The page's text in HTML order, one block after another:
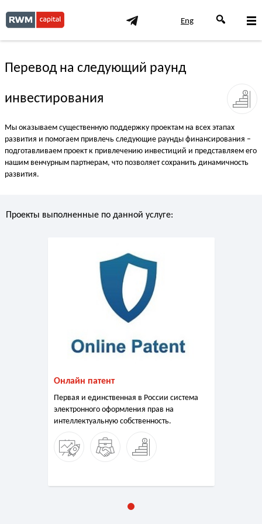
Eng
Перевод на следующий раунд
инвестирования
Мы оказываем существенную поддержку проектам на всех этапах
развития и помогаем привлечь следующие раунды финансирования –
подготавливаем проект к привлечению инвестиций и представляем его
нашим венчурным партнерам, что позволяет сохранить динамичность
развития.
Проекты выполненные по данной услуге:
Онлайн патент
Первая и единственная в России система
электронного оформления прав на
интеллектуальную собственность.